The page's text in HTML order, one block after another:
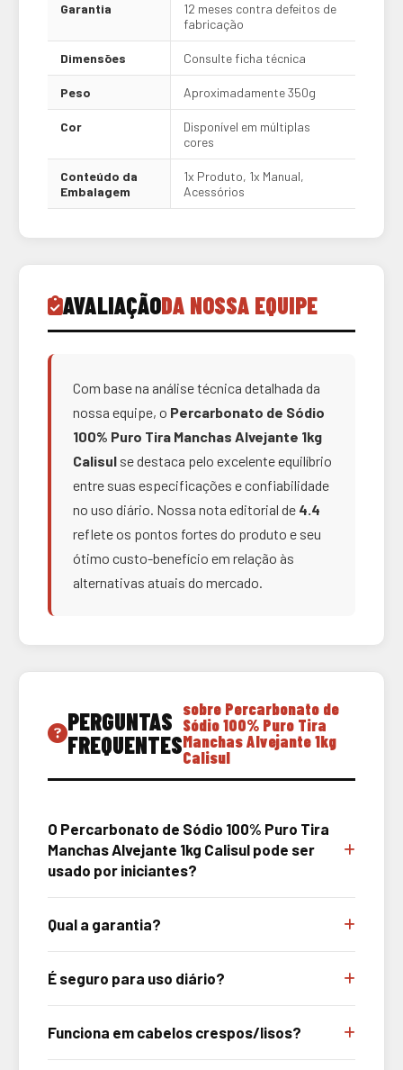
Garantia
12 meses contra defeitos de
fabricação
Dimensões Consulte ficha técnica
Peso Aproximadamente 350g
Cor
Disponível em múltiplas
cores
Conteúdo da
Embalagem
1x Produto, 1x Manual,
Acessórios
AVALIAÇÃODA NOSSA EQUIPE
Com base na análise técnica detalhada da
nossa equipe, o Percarbonato de Sódio
100% Puro Tira Manchas Alvejante 1kg
Calisul se destaca pelo excelente equilíbrio
entre suas especificações e confiabilidade
no uso diário. Nossa nota editorial de 4.4
reflete os pontos fortes do produto e seu
ótimo custo-benefício em relação às
alternativas atuais do mercado.
PERGUNTAS
FREQUENTES
sobre Percarbonato de
Sódio 100% Puro Tira
Manchas Alvejante 1kg
Calisul
O Percarbonato de Sódio 100% Puro Tira
Manchas Alvejante 1kg Calisul pode ser
usado por iniciantes?
Qual a garantia?
É seguro para uso diário?
Funciona em cabelos crespos/lisos?